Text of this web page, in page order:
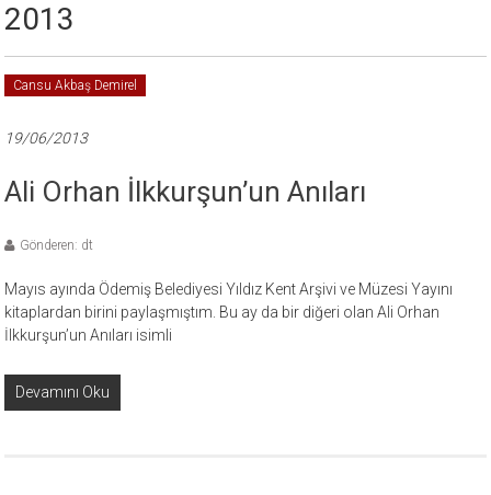
2013
Cansu Akbaş Demirel
19/06/2013
Ali Orhan İlkkurşun’un Anıları
Gönderen: dt
Mayıs ayında Ödemiş Belediyesi Yıldız Kent Arşivi ve Müzesi Yayını
kitaplardan birini paylaşmıştım. Bu ay da bir diğeri olan Ali Orhan
İlkkurşun’un Anıları isimli
Devamını Oku